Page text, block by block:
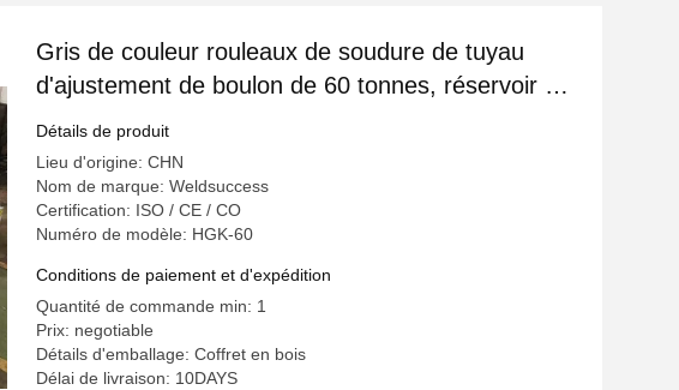
Gris de couleur rouleaux de soudure de tuyau
d'ajustement de boulon de 60 tonnes, réservoir de
roue d'unité centrale de réservoir de stockage de
pétrole tournant Rolls
Détails de produit
Lieu d'origine: CHN
Nom de marque: Weldsuccess
Certification: ISO / CE / CO
Numéro de modèle: HGK-60
Conditions de paiement et d'expédition
Quantité de commande min: 1
Prix: negotiable
Détails d'emballage: Coffret en bois
Délai de livraison: 10DAYS